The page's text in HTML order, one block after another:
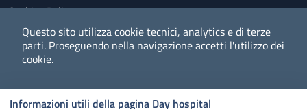
Questo sito utilizza cookie tecnici, analytics e di terze
parti. Proseguendo nella navigazione accetti l'utilizzo dei
cookie.
Informazioni utili della pagina Day hospital
Cookies Policy
Policy privacy e protezione del dato personale
Albo pretorio on-line
Dichiarazione di accessibilità